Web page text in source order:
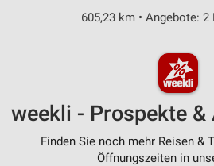
605,23 km • Angebote:
weekli - Prospekte &
Finden Sie noch mehr Reisen &
Öffnungszeiten in